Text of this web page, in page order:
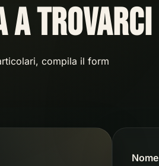
a trovarci
compila il form
Nome